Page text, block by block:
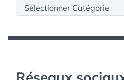
Catégories